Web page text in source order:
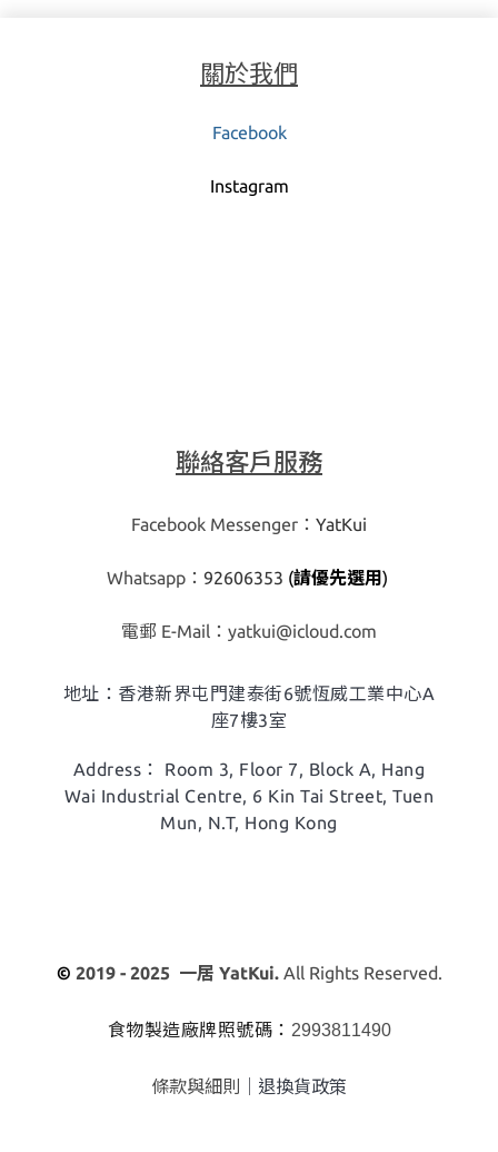
關於我們
Facebook
Instagram
聯絡客戶服務
Facebook Messenger： YatKui
Whatsapp： 92606353 (請優先選用)
​電郵 E-Mail： yatkui@icloud.com
地址：香港新界屯門建泰街6號恆威工業中心A
座7樓3室
Address： Room 3, Floor 7, Block A, Hang
Wai Industrial Centre, 6 Kin Tai Street, Tuen
Mun, N.T, Hong Kong
© 2019 - 2025 一居 YatKui. All Rights Reserved.
食物製造廠牌照號碼： 2993811490
條款與細則 退換貨政策